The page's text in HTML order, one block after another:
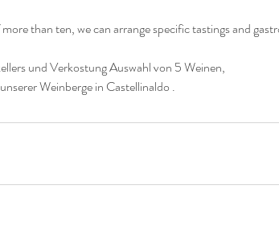
than ten, we can arrange specific tastings and
und Verkostung Auswahl von 5 Weinen,